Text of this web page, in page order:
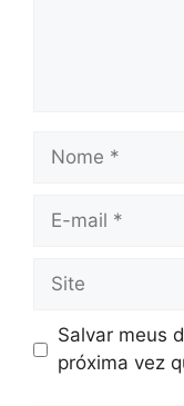
Nome
Site
Salvar meus
próxima vez